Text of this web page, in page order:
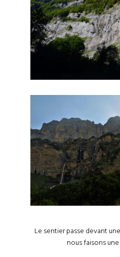
Le sentier passe devant
nous faisons